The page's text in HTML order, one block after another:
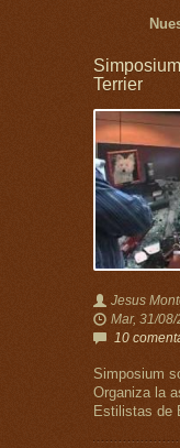
Terrier
Jesus
Mar, 31/
10
Simposium
Organiza la
Estilistas de